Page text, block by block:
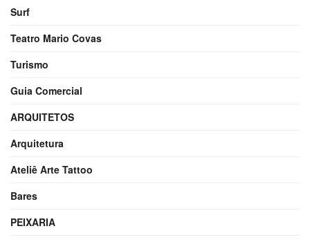
Surf
Teatro Mario Covas
Turismo
Guia Comercial
ARQUITETOS
Arquitetura
Ateliê Arte Tattoo
Bares
PEIXARIA